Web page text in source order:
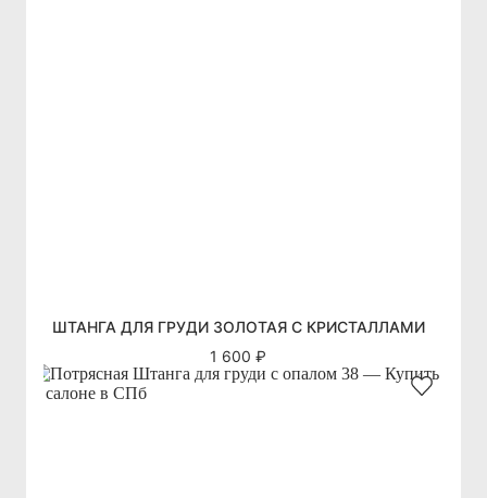
ШТАНГА ДЛЯ ГРУДИ ЗОЛОТАЯ С КРИСТАЛЛАМИ
1 600 ₽